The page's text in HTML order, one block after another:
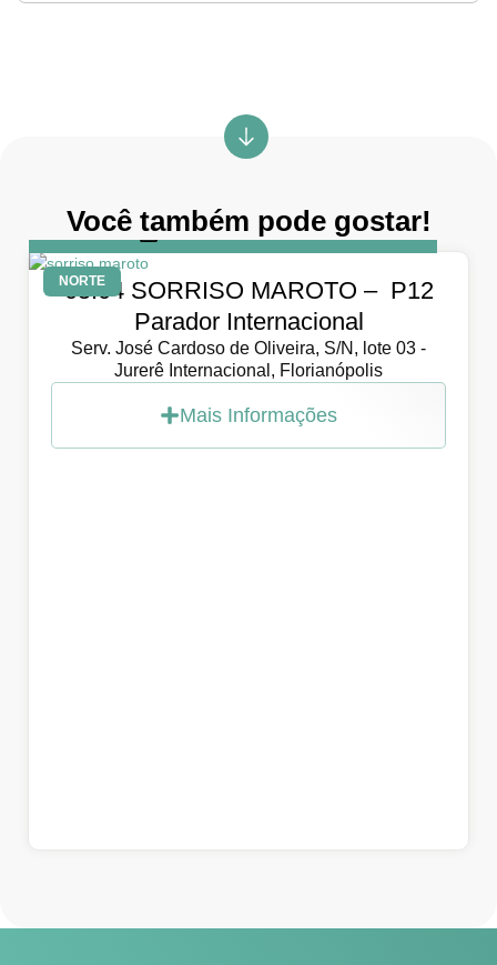
Você também pode gostar!
NORTE
DIA5 de abril de 2026
05.04 SORRISO MAROTO – P12
Parador Internacional
Serv. José Cardoso de Oliveira, S/N, lote 03 -
Jurerê Internacional, Florianópolis
Mais Informações